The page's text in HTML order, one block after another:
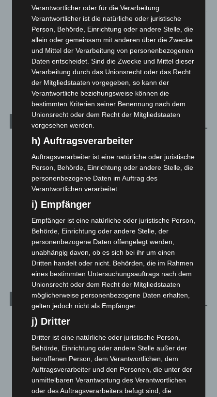
Region Hannover: 21 neue Notfallsanitäter starten beim
Roten Kreuz
5. August 2026
Mann läuft mit Hockeyschläger über A7 – Polizei sucht
Zeugen
5. August 2026
Blaulicht
Corona-News
712
Hannover und Region
5.039
Langenhagen und Ortsteile
Leserbriefe
Über uns
Veranstaltungen
Archiv
August 2026(15)
Juli 2026(73)
Juni 2026(139)
Mai 2026(99)
April 2026(99)
März 2026(115)
Verantwortlicher oder für die Verarbeitung
Verantwortlicher ist die natürliche oder juristische
Person, Behörde, Einrichtung oder andere Stelle, die
allein oder gemeinsam mit anderen über die Zwecke
und Mittel der Verarbeitung von personenbezogenen
Daten entscheidet. Sind die Zwecke und Mittel dieser
Verarbeitung durch das Unionsrecht oder das Recht
der Mitgliedstaaten vorgegeben, so kann der
Verantwortliche beziehungsweise können die
bestimmten Kriterien seiner Benennung nach dem
Unionsrecht oder dem Recht der Mitgliedstaaten
vorgesehen werden.
h) Auftragsverarbeiter
Auftragsverarbeiter ist eine natürliche oder juristische
Person, Behörde, Einrichtung oder andere Stelle, die
personenbezogene Daten im Auftrag des
Verantwortlichen verarbeitet.
i) Empfänger
Empfänger ist eine natürliche oder juristische Person,
Behörde, Einrichtung oder andere Stelle, der
personenbezogene Daten offengelegt werden,
unabhängig davon, ob es sich bei ihr um einen
Dritten handelt oder nicht. Behörden, die im Rahmen
eines bestimmten Untersuchungsauftrags nach dem
Unionsrecht oder dem Recht der Mitgliedstaaten
möglicherweise personenbezogene Daten erhalten,
gelten jedoch nicht als Empfänger.
j) Dritter
Dritter ist eine natürliche oder juristische Person,
Behörde, Einrichtung oder andere Stelle außer der
betroffenen Person, dem Verantwortlichen, dem
Auftragsverarbeiter und den Personen, die unter der
unmittelbaren Verantwortung des Verantwortlichen
oder des Auftragsverarbeiters befugt sind, die